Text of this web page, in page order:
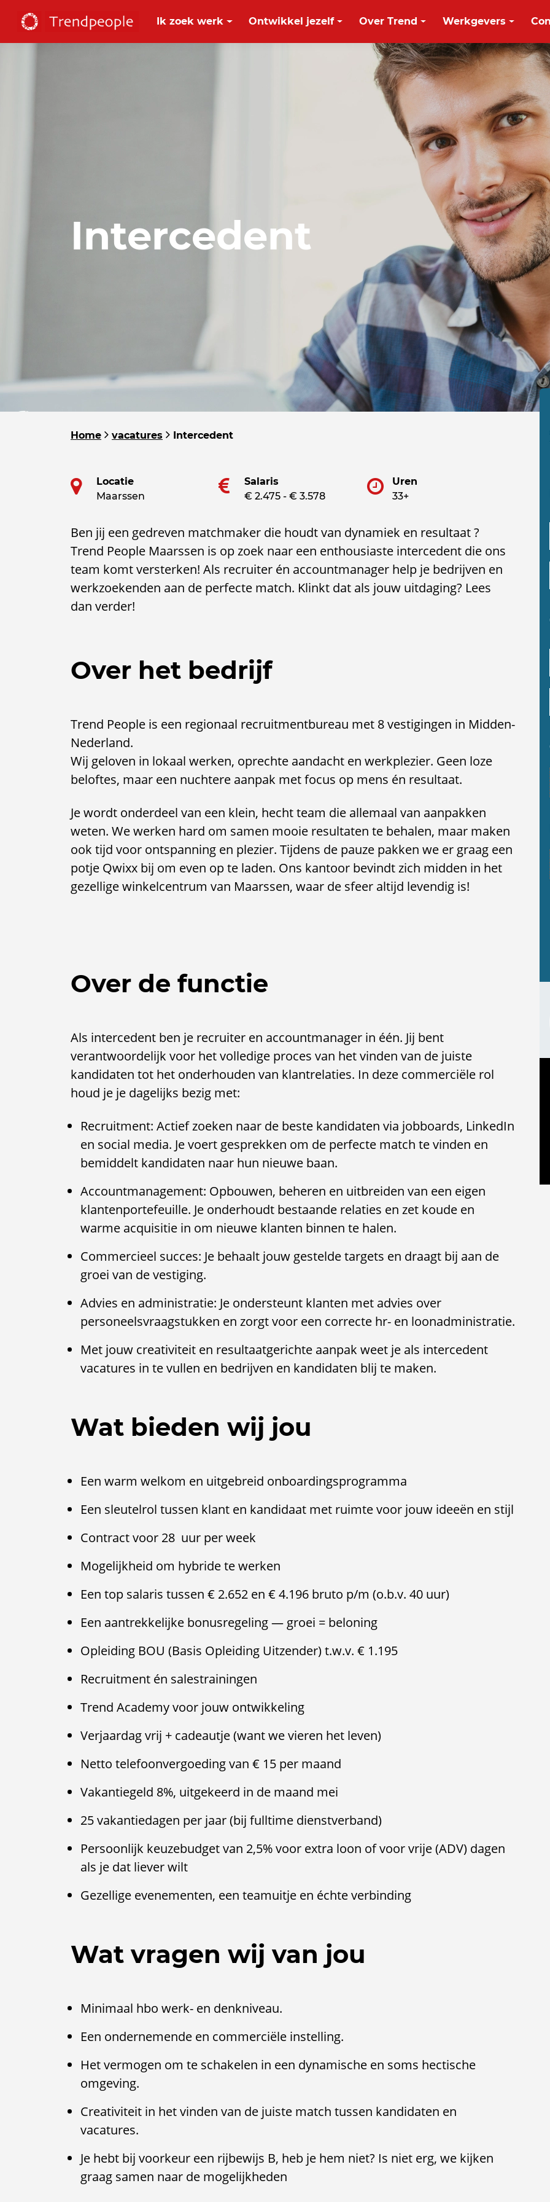
Ik zoek werk Ontwikkel jezelf Over Trend Werkgevers
Intercedent
Home vacatures Intercedent
Locatie
Maarssen
Salaris
€ 2.475 - € 3.578
Uren
33+
Ben jij een gedreven matchmaker die houdt van dynamiek en resultaat ?
Trend People Maarssen is op zoek naar een enthousiaste intercedent die ons
team komt versterken! Als recruiter én accountmanager help je bedrijven en
werkzoekenden aan de perfecte match. Klinkt dat als jouw uitdaging? Lees
dan verder!
Over het bedrijf
Trend People is een regionaal recruitmentbureau met 8 vestigingen in Midden-
Nederland.
Wij geloven in lokaal werken, oprechte aandacht en werkplezier. Geen loze
beloftes, maar een nuchtere aanpak met focus op mens én resultaat.
Je wordt onderdeel van een klein, hecht team die allemaal van aanpakken
weten. We werken hard om samen mooie resultaten te behalen, maar maken
ook tijd voor ontspanning en plezier. Tijdens de pauze pakken we er graag een
potje Qwixx bij om even op te laden. Ons kantoor bevindt zich midden in het
gezellige winkelcentrum van Maarssen, waar de sfeer altijd levendig is!
Over de functie
Als intercedent ben je recruiter en accountmanager in één. Jij bent
verantwoordelijk voor het volledige proces van het vinden van de juiste
kandidaten tot het onderhouden van klantrelaties. In deze commerciële rol
houd je je dagelijks bezig met:
Recruitment: Actief zoeken naar de beste kandidaten via jobboards, LinkedIn
en social media. Je voert gesprekken om de perfecte match te vinden en
bemiddelt kandidaten naar hun nieuwe baan.
Accountmanagement: Opbouwen, beheren en uitbreiden van een eigen
klantenportefeuille. Je onderhoudt bestaande relaties en zet koude en
warme acquisitie in om nieuwe klanten binnen te halen.
Commercieel succes: Je behaalt jouw gestelde targets en draagt bij aan de
groei van de vestiging.
Advies en administratie: Je ondersteunt klanten met advies over
personeelsvraagstukken en zorgt voor een correcte hr- en loonadministratie.
Met jouw creativiteit en resultaatgerichte aanpak weet je als intercedent
vacatures in te vullen en bedrijven en kandidaten blij te maken.
Wat bieden wij jou
Een warm welkom en uitgebreid onboardingsprogramma
Een sleutelrol tussen klant en kandidaat met ruimte voor jouw ideeën en stijl
Contract voor 28 uur per week
Mogelijkheid om hybride te werken
Een top salaris tussen € 2.652 en € 4.196 bruto p/m (o.b.v. 40 uur)
Een aantrekkelijke bonusregeling — groei = beloning
Opleiding BOU (Basis Opleiding Uitzender) t.w.v. € 1.195
Recruitment én salestrainingen
Trend Academy voor jouw ontwikkeling
Verjaardag vrij + cadeautje (want we vieren het leven)
Netto telefoonvergoeding van € 15 per maand
Vakantiegeld 8%, uitgekeerd in de maand mei
25 vakantiedagen per jaar (bij fulltime dienstverband)
Persoonlijk keuzebudget van 2,5% voor extra loon of voor vrije (ADV) dagen
als je dat liever wilt
Gezellige evenementen, een teamuitje en échte verbinding
Wat vragen wij van jou
Minimaal hbo werk- en denkniveau.
Een ondernemende en commerciële instelling.
Het vermogen om te schakelen in een dynamische en soms hectische
omgeving.
Creativiteit in het vinden van de juiste match tussen kandidaten en
vacatures.
Je hebt bij voorkeur een rijbewijs B, heb je hem niet? Is niet erg, we kijken
graag samen naar de mogelijkheden